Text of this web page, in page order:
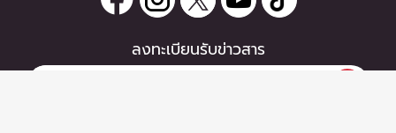
ลงทะเบียนรับข่าวสาร